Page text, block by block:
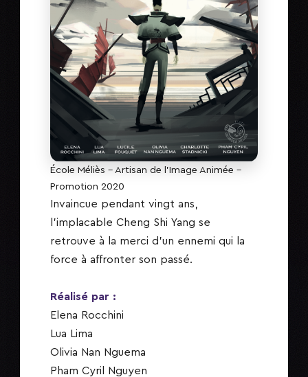
École Méliès – Artisan de l'Image Animée –
Promotion 2020
Invaincue pendant vingt ans,
l'implacable Cheng Shi Yang se
retrouve à la merci d'un ennemi qui la
force à affronter son passé.
Réalisé par :
Elena Rocchini
Lua Lima
Olivia Nan Nguema
Pham Cyril Nguyen